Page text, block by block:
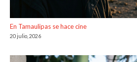
En Tamaulipas se hace cine
20 julio, 2026